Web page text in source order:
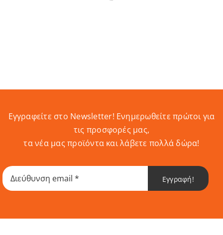
Εγγραφείτε στο Newsletter! Eνημερωθείτε πρώτοι για
τις προσφορές μας,
τα νέα μας προϊόντα και λάβετε πολλά δώρα!
Εγγραφή!